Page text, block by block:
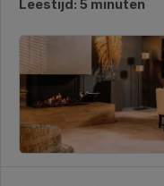
Leestijd: 5 minuten